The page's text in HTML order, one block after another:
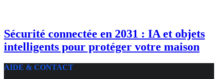
Sécurité connectée en 2031 : IA et objets
intelligents pour protéger votre maison
AIDE & CONTACT